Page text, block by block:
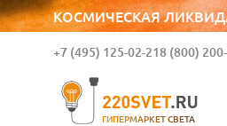
КОСМИЧЕСКАЯ
ГИПЕРМАРКЕТ СВЕТА
+7 (495) 125-02-218 (800)